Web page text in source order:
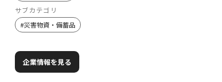
サブカテゴリ
#災害物資・備蓄品
企業情報を見る